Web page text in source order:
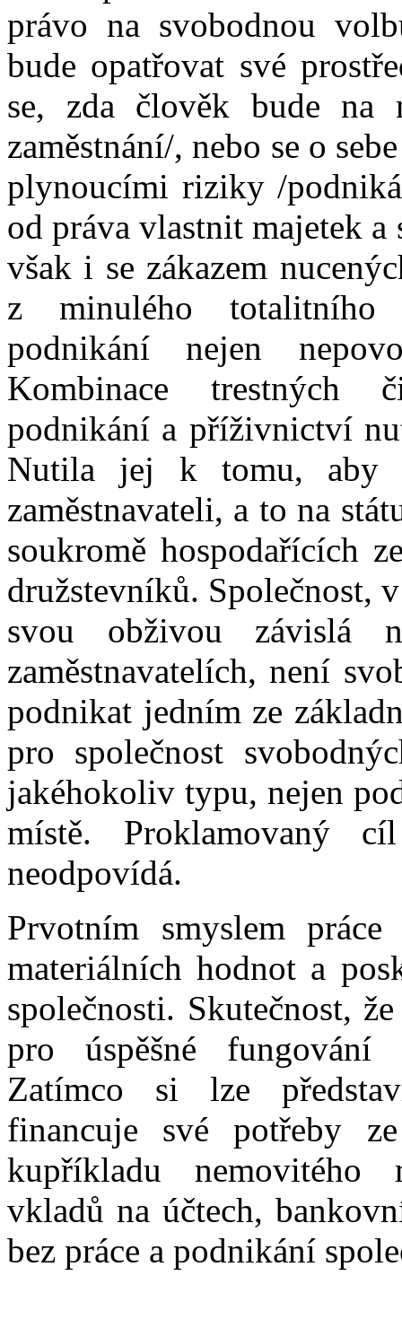
právo na svobodnou
bude opatřovat své
se, zda člověk bude na
zaměstnání/, nebo se o
plynoucími riziky /
od práva vlastnit majetek
však i se zákazem
z minulého totalitního
podnikání nejen
Kombinace trestných
podnikání a příživnictví
Nutila jej k tomu, aby
zaměstnavateli, a to na
soukromě hospodařících
družstevníků. Společnost,
svou obživou závislá
zaměstnavatelích, není
podnikat jedním ze
pro společnost
jakéhokoliv typu, nejen
místě. Proklamovaný
neodpovídá.
Prvotním smyslem
materiálních hodnot a
společnosti. Skutečnost,
pro úspěšné fungování
Zatímco si lze
financuje své potřeby
kupříkladu nemovitého
vkladů na účtech,
bez práce a podnikání